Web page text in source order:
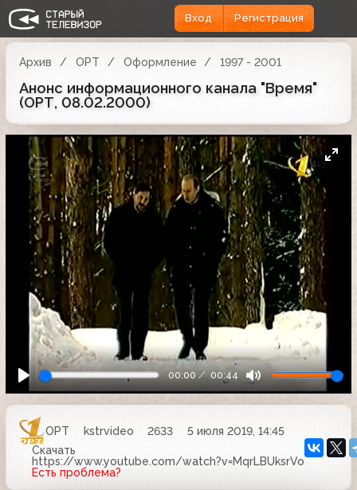
Вход Регистрация
Архив ОРТ Оформление 1997 - 2001
Анонс информационного канала "Время"
(ОРТ, 08.02.2000)
00:00 00:44
ОРТ kstrvideo 2633
5 июля 2019, 14:45
Скачать
https://www.youtube.com/watch?v=MqrLBUksrVo
Есть проблема?